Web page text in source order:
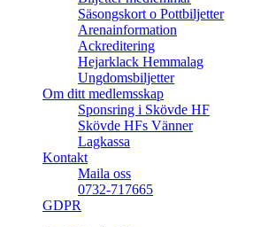
Säsongskort o Pottbiljetter
Arenainformation
Ackreditering
Hejarklack Hemmalag
Ungdomsbiljetter
Om ditt medlemsskap
Sponsring i Skövde HF
Skövde HFs Vänner
Lagkassa
Kontakt
Maila oss
0732-717665
GDPR